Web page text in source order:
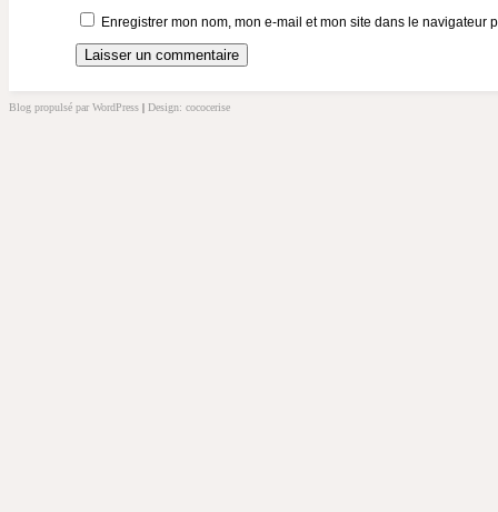
Enregistrer mon nom, mon e-mail et mon site dans le navigateur
Blog propulsé par WordPress | Design: cococerise